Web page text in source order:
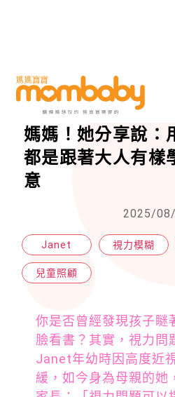
HOME 兒童 兒童照顧
從近視童年走來
媽媽！她分享說：
都是跟著大人有樣
意
2025/
Janet 視力模糊
兒童照顧
你是否曾經發現孩子瞇
臉看書？其實，視力問
Janet年幼時因高度近
緩，如今身為母親的她